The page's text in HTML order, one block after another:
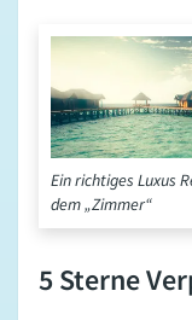
Ein richtiges Luxus
dem „Zimmer“
5 Sterne